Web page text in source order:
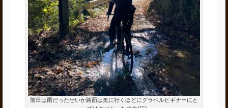
前日は雨だったせいか路面は奥に行くほどにグラベルビギナーにと